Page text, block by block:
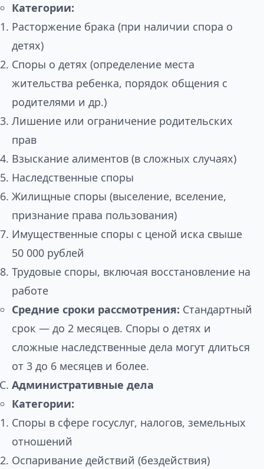
Категории:
Расторжение брака (при наличии спора о
детях)
Споры о детях (определение места
жительства ребенка, порядок общения с
родителями и др.)
Лишение или ограничение родительских
прав
Взыскание алиментов (в сложных случаях)
Наследственные споры
Жилищные споры (выселение, вселение,
признание права пользования)
Имущественные споры с ценой иска свыше
50 000 рублей
Трудовые споры, включая восстановление на
работе
Средние сроки рассмотрения: Стандартный
срок — до 2 месяцев. Споры о детях и
сложные наследственные дела могут длиться
от 3 до 6 месяцев и более.
Административные дела
Категории:
Споры в сфере госуслуг, налогов, земельных
отношений
Оспаривание действий (бездействия)